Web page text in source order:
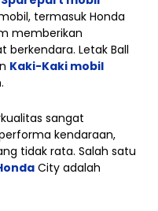
termasuk Honda
memberikan
berkendara. Letak Ball
Kaki-Kaki mobil
sangat
kendaraan,
tidak rata. Salah satu
City adalah